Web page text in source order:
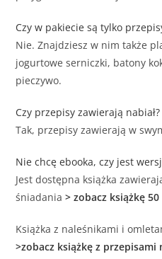
Czy w pakiecie są tylko
Nie. Znajdziesz w nim także
jogurtowe serniczki, batony
pieczywo.
Czy przepisy zawierają nabiał?
Tak, przepisy zawierają w
Nie chcę ebooka, czy jest
Jest dostępna książka
śniadania> zobacz książkę
Książka z naleśnikami i
>zobacz książkę z